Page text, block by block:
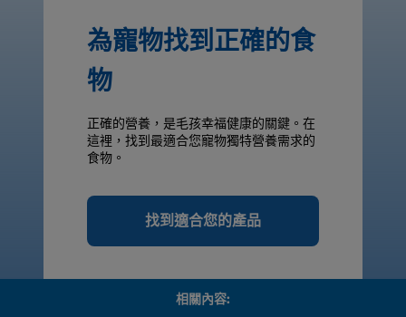
為寵物找到正確的食
物
正確的營養，是毛孩幸福健康的關鍵。在
這裡，找到最適合您寵物獨特營養需求的
食物。
找到適合您的產品
相關內容: